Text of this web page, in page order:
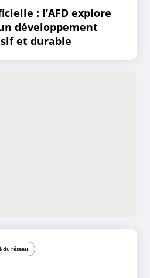
: l’AFD explore
développement
et durable
du réseau